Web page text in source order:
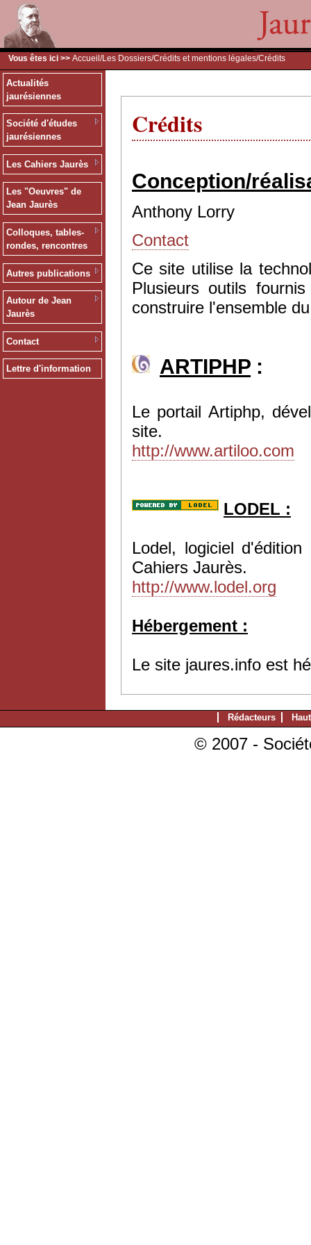
Vous êtes ici >> Accueil /Les Dossiers/Crédits et mentions légales/Crédits
Actualités
jaurésiennes
Société d'études
jaurésiennes
Les Cahiers Jaurès
Les "Oeuvres" de
Jean Jaurès
Colloques, tables-
rondes, rencontres
Autres publications
Autour de Jean
Jaurès
Contact
Lettre d'information
Crédits
Conception/
Anthony Lorry
Contact
Ce site utilise la
Plusieurs outils
construire l'ensemble
ARTIPHP :
Le portail Artiphp,
site.
http://www.artiloo.com
LODEL :
Lodel, logiciel
Cahiers Jaurès.
http://www.lodel.org
Hébergement :
Le site jaures.info est
Rédacteurs
© 2007 -